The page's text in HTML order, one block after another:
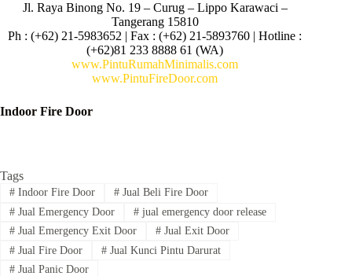
Jl. Raya Binong No. 19 – Curug – Lippo Karawaci –
Tangerang 15810
Ph : (+62) 21-5983652 | Fax : (+62) 21-5893760 | Hotline :
(+62)81 233 8888 61 (WA)
www.PintuRumahMinimalis.com
www.PintuFireDoor.com
Indoor Fire Door
Tags
#Indoor Fire Door #Jual Beli Fire Door
#Jual Emergency Door #jual emergency door release
#Jual Emergency Exit Door #Jual Exit Door
#Jual Fire Door #Jual Kunci Pintu Darurat
#Jual Panic Door